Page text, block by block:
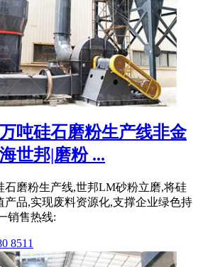
吨硅石磨粉生产线非金
世邦|磨粉 ...
石磨粉生产线,世邦LM砂粉立磨,将硅
产品,实现废料资源化,支撑企业绿色持
销售热线:
8511